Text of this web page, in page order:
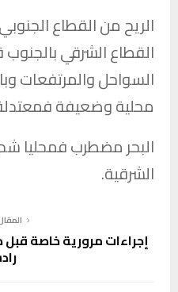
الريح من القطاع
القطاع الشرقي
السواحل والمرتفعات
محلية وضعيفة
البحر مضطرب فمحليا
الشرقية.
إجراءات مرورية خاصة